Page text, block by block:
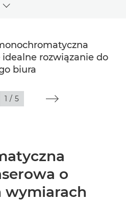
Toggle breadcrumbs
rozwiązanie do
biura
1 / 5
o
wymiarach